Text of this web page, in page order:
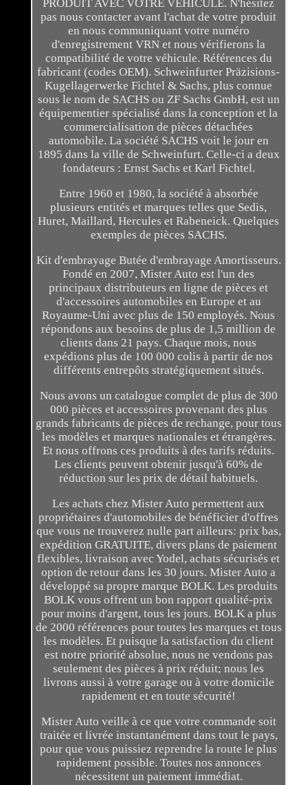
PRODUIT AVEC VOTRE VÉHICULE. N'hésitez
pas nous contacter avant l'achat de votre produit
en nous communiquant votre numéro
d'enregistrement VRN et nous vérifierons la
compatibilité de votre véhicule. Références du
fabricant (codes OEM). Schweinfurter Präzisions-
Kugellagerwerke Fichtel & Sachs, plus connue
sous le nom de SACHS ou ZF Sachs GmbH, est un
équipementier spécialisé dans la conception et la
commercialisation de pièces détachées
automobile. La société SACHS voit le jour en
1895 dans la ville de Schweinfurt. Celle-ci a deux
fondateurs : Ernst Sachs et Karl Fichtel.
Entre 1960 et 1980, la société à absorbée
plusieurs entités et marques telles que Sedis,
Huret, Maillard, Hercules et Rabeneick. Quelques
exemples de pièces SACHS.
Kit d'embrayage Butée d'embrayage Amortisseurs.
Fondé en 2007, Mister Auto est l'un des
principaux distributeurs en ligne de pièces et
d'accessoires automobiles en Europe et au
Royaume-Uni avec plus de 150 employés. Nous
répondons aux besoins de plus de 1,5 million de
clients dans 21 pays. Chaque mois, nous
expédions plus de 100 000 colis à partir de nos
différents entrepôts stratégiquement situés.
Nous avons un catalogue complet de plus de 300
000 pièces et accessoires provenant des plus
grands fabricants de pièces de rechange, pour tous
les modèles et marques nationales et étrangères.
Et nous offrons ces produits à des tarifs réduits.
Les clients peuvent obtenir jusqu'à 60% de
réduction sur les prix de détail habituels.
Les achats chez Mister Auto permettent aux
propriétaires d'automobiles de bénéficier d'offres
que vous ne trouverez nulle part ailleurs: prix bas,
expédition GRATUITE, divers plans de paiement
flexibles, livraison avec Yodel, achats sécurisés et
option de retour dans les 30 jours. Mister Auto a
développé sa propre marque BOLK. Les produits
BOLK vous offrent un bon rapport qualité-prix
pour moins d'argent, tous les jours. BOLK a plus
de 2000 références pour toutes les marques et tous
les modèles. Et puisque la satisfaction du client
est notre priorité absolue, nous ne vendons pas
seulement des pièces à prix réduit; nous les
livrons aussi à votre garage ou à votre domicile
rapidement et en toute sécurité!
Mister Auto veille à ce que votre commande soit
traitée et livrée instantanément dans tout le pays,
pour que vous puissiez reprendre la route le plus
rapidement possible. Toutes nos annonces
nécessitent un paiement immédiat.